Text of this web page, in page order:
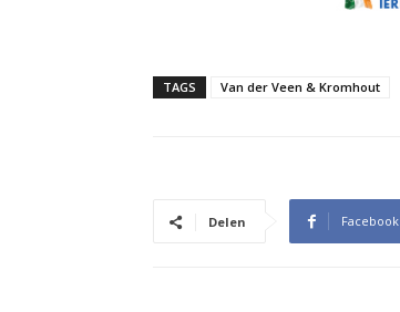
TAGS Van der Veen & Kromhout
Delen Facebook